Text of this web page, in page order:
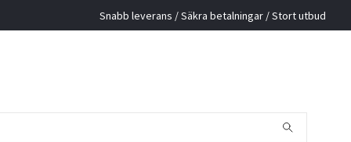
Snabb leverans / Säkra betalningar / Stort utbud